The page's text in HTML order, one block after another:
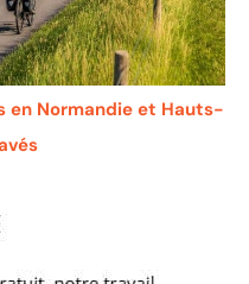
en Normandie et Hauts-